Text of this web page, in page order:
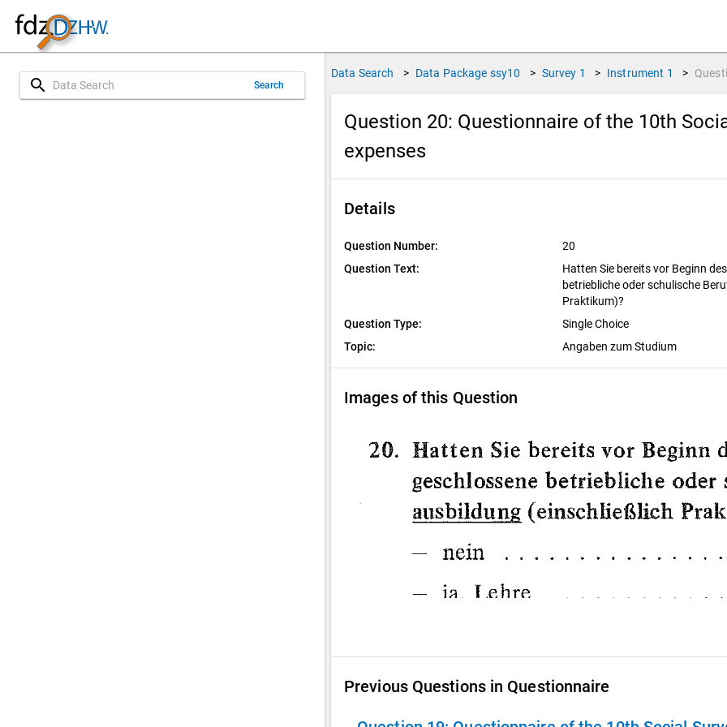
search Search
Data Search > Data Package ssy10 > Survey 1 > Instrument 1 >
Question 20: Questionnaire of the 10th
expenses
Details
Question Number:
20
Question Text:
Hatten Sie bereits vor Beginn
betriebliche oder schulische
Praktikum)?
Question Type:
Single Choice
Topic:
Angaben zum Studium
Images of this Question
Previous Questions in Questionnaire